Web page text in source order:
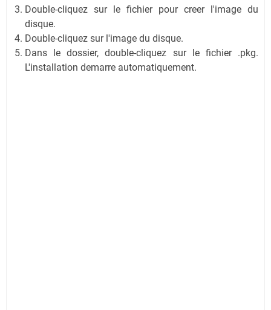
Double-cliquez sur le fichier pour creer l'image du
disque.
Double-cliquez sur l'image du disque.
Dans le dossier, double-cliquez sur le fichier .pkg.
L'installation demarre automatiquement.